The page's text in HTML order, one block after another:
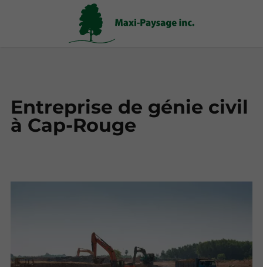
Entreprise de génie civil
à Cap-Rouge